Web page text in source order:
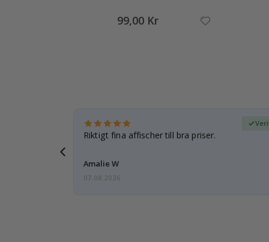
99,00 Kr
Riktigt fina affischer till bra priser.
Amalie W
07.08.2026